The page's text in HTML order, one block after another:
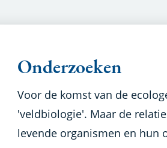
Onderzoeken
Voor de komst van de
'veldbiologie'. Maar de
levende organismen en hun